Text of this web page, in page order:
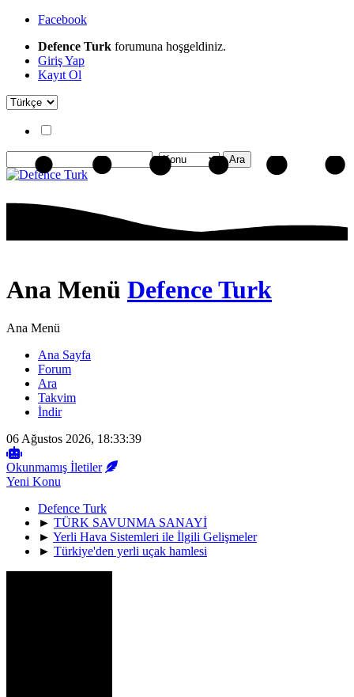
Facebook
Defence Turk forumuna hoşgeldiniz.
Giriş Yap
Kayıt Ol
Ana Menü Defence Turk
Ana Menü
Ana Sayfa
Forum
Ara
Takvim
İndir
06 Ağustos 2026, 18:33:39
Okunmamış İletiler
Yeni Konu
Defence Turk
► TÜRK SAVUNMA SANAYİ
► Yerli Hava Sistemleri ile İlgili Gelişmeler
► Türkiye'den yerli uçak hamlesi